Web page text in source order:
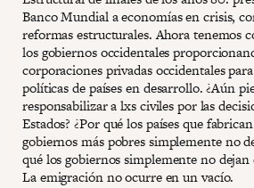
Banco Mundial a economías en crisis,
reformas estructurales. Ahora tenemos
los gobiernos occidentales
corporaciones privadas occidentales
políticas de países en desarrollo. ¿Aún
responsabilizar a lxs civiles por las
Estados? ¿Por qué los países que
gobiernos más pobres simplemente no
qué los gobiernos simplemente no dejan
La emigración no ocurre en un vacío.